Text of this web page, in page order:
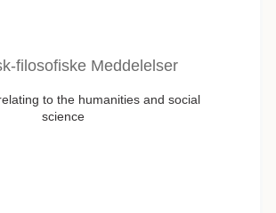
filosofiske Meddelelser
to the humanities and social
science